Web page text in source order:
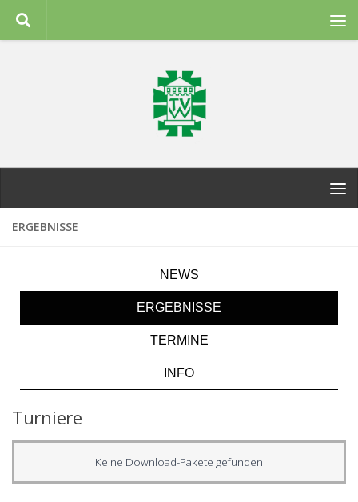
Zum Inhalt springen
ERGEBNISSE
NEWS
ERGEBNISSE
TERMINE
INFO
Turniere
Keine Download-Pakete gefunden